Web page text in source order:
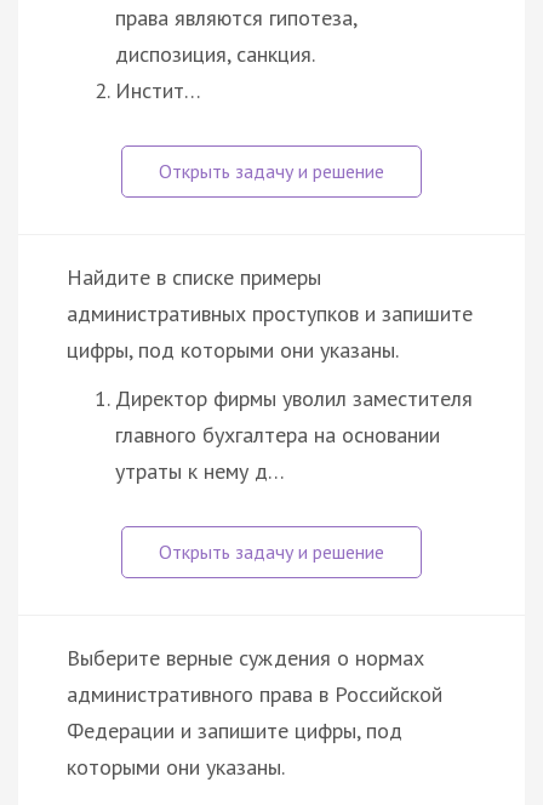
права являются гипотеза,
диспозиция, санкция.
Инстит…
Найдите в списке примеры
административных проступков и запишите
цифры, под которыми они указаны.
Директор фирмы уволил заместителя
главного бухгалтера на основании
утраты к нему д…
Выберите верные суждения о нормах
административного права в Российской
Федерации и запишите цифры, под
которыми они указаны.